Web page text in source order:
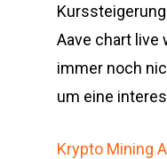
Aave chart live
immer noch
um eine
Krypto Mining